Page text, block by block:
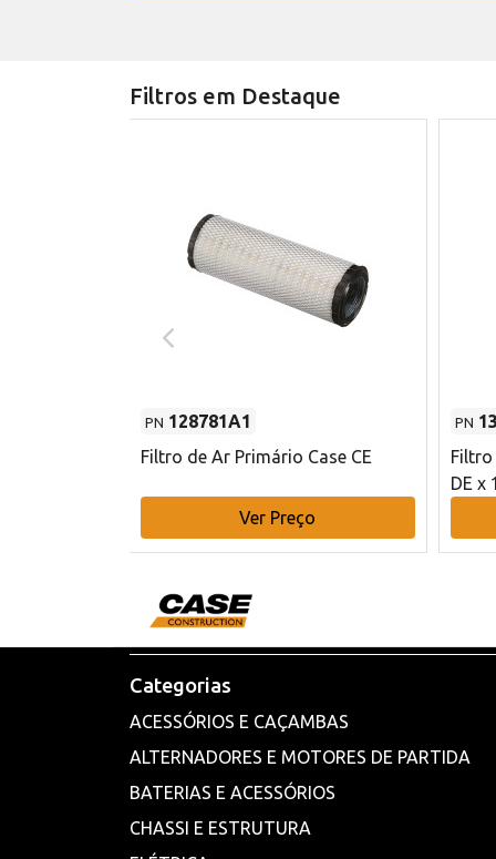
Filtros em Destaque
PN 128781A1
Filtro de Ar Primário Case CE
Ver Preço
PN
DE x
Categorias
ACESSÓRIOS E CAÇAMBAS
ALTERNADORES E MOTORES DE PARTIDA
BATERIAS E ACESSÓRIOS
CHASSI E ESTRUTURA